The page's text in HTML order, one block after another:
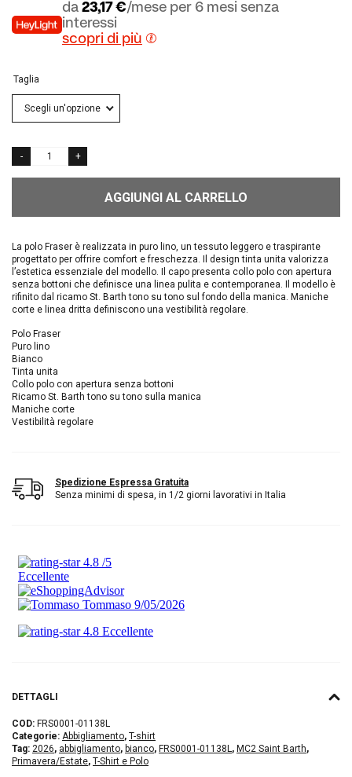
da 23,17 €/mese per 6 mesi senza
interessi
scopri di più
Taglia
AGGIUNGI AL CARRELLO
La polo Fraser è realizzata in puro lino, un tessuto leggero e traspirante
progettato per offrire comfort e freschezza. Il design tinta unita valorizza
l’estetica essenziale del modello. Il capo presenta collo polo con apertura
senza bottoni che definisce una linea pulita e contemporanea. Il modello è
rifinito dal ricamo St. Barth tono su tono sul fondo della manica. Maniche
corte e linea dritta definiscono una vestibilità regolare.
Polo Fraser
Puro lino
Bianco
Tinta unita
Collo polo con apertura senza bottoni
Ricamo St. Barth tono su tono sulla manica
Maniche corte
Vestibilità regolare
Spedizione Espressa Gratuita
Senza minimi di spesa, in 1/2 giorni lavorativi in Italia
DETTAGLI
COD: FRS0001-01138L
Categorie: Abbigliamento, T-shirt
Tag: 2026, abbigliamento, bianco, FRS0001-01138L, MC2 Saint Barth,
Primavera/Estate, T-Shirt e Polo